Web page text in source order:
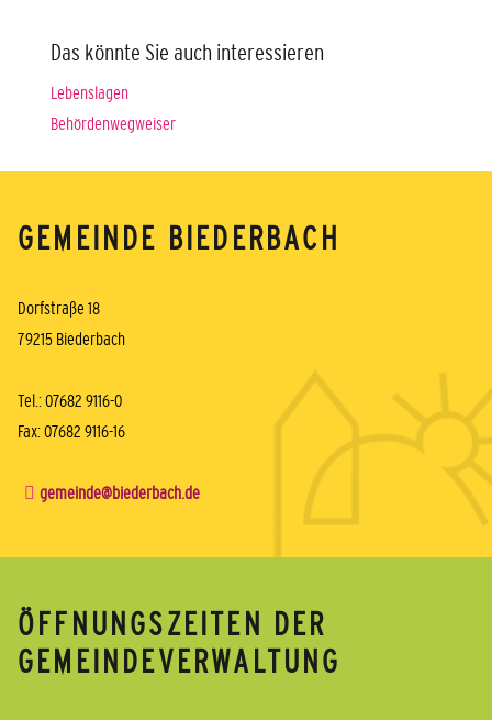
Das könnte Sie auch interessieren
Lebenslagen
Behördenwegweiser
GEMEINDE BIEDERBACH
Dorfstraße 18
79215 Biederbach
Tel.: 07682 9116-0
Fax: 07682 9116-16
gemeinde@biederbach.de
ÖFFNUNGSZEITEN DER
GEMEINDEVERWALTUNG